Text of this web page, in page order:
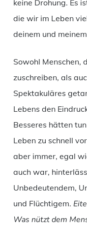
keine Drohung. Es
die wir im Leben
deinem und
Sowohl Menschen,
zuschreiben, als
Spektakuläres
Lebens den
Besseres hätten
Leben zu schnell
aber immer, egal
auch war,
Unbedeutendem,
und Flüchtigem.
Was nützt dem